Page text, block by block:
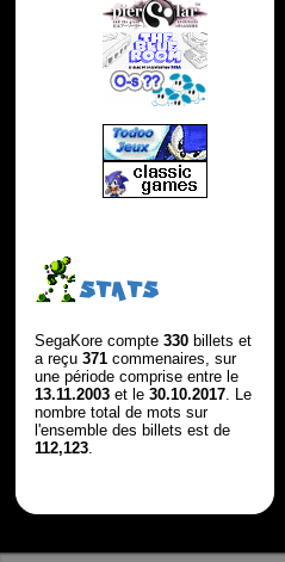
STATS
SegaKore compte 330billets et
a reçu 371commenaires, sur
une période comprise entre le
13.11.2003et le 30.10.2017. Le
nombre total de mots sur
l'ensemble des billets est de
112,123.